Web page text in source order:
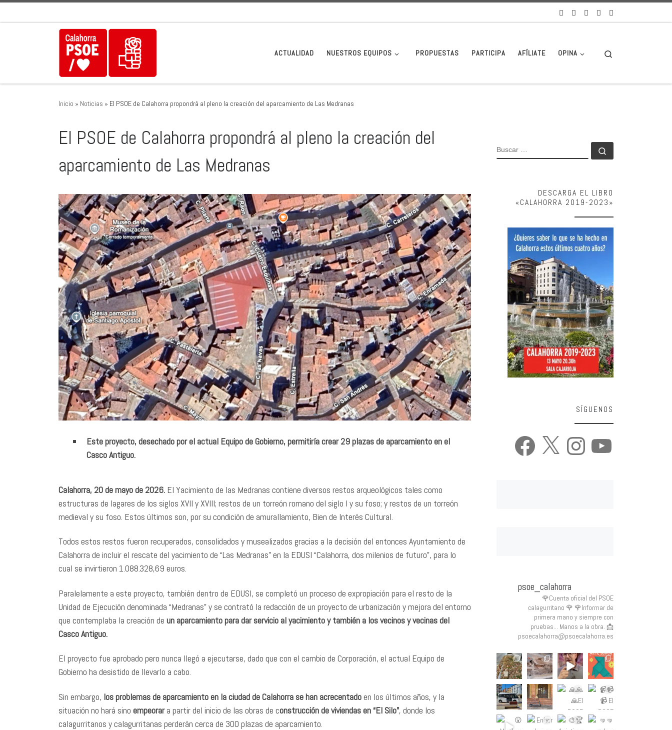
ACTUALIDAD NUESTROS EQUIPOS PROPUESTAS PARTICIPA AFÍLIATE OPINA
Inicio » Noticias » El PSOE de Calahorra propondrá al pleno la creación del aparcamiento de Las Medranas
El PSOE de Calahorra propondrá al pleno la creación del
aparcamiento de Las Medranas
Este proyecto, desechado por el actual Equipo de Gobierno, permitiría crear 29 plazas de aparcamiento en el
Casco Antiguo.
Calahorra, 20 de mayo de 2026. El Yacimiento de las Medranas contiene diversos restos arqueológicos tales como
estructuras de lagares de los siglos XVII y XVIII; restos de un torreón romano del siglo I y su foso; y restos de un torreón
medieval y su foso. Estos últimos son, por su condición de amurallamiento, Bien de Interés Cultural.
Todos estos restos fueron recuperados, consolidados y musealizados gracias a la decisión del entonces Ayuntamiento de
Calahorra de incluir el rescate del yacimiento de “Las Medranas” en la EDUSI “Calahorra, dos milenios de futuro”, para lo
cual se invirtieron 1.088.328,69 euros.
Paralelamente a este proyecto, también dentro de EDUSI, se completó un proceso de expropiación para el resto de la
Unidad de Ejecución denominada “Medranas” y se contrató la redacción de un proyecto de urbanización y mejora del entorno
que contemplaba la creación de un aparcamiento para dar servicio al yacimiento y también a los vecinos y vecinas del
Casco Antiguo.
El proyecto fue aprobado pero nunca llegó a ejecutarse, dado que con el cambio de Corporación, el actual Equipo de
Gobierno ha desistido de llevarlo a cabo.
Sin embargo, los problemas de aparcamiento en la ciudad de Calahorra se han acrecentadoen los últimos años, y la
situación no hará sino empeorara partir del inicio de las obras de construcción de viviendas en “El Silo”, donde los
calagurritanos y calagurritanas perderán cerca de 300 plazas de aparcamiento.
BUSCAR
DESCARGA EL LIBRO
«CALAHORRA 2019-2023»
SÍGUENOS
Facebook Instagram YouTube
psoe_calahorra
🌹Cuenta oficial del PSOE
calagurritano 🌹 🌹Informar de
primera mano y siempre con
pruebas... Manos a la obra. 📩
psoecalahorra@psoecalahorra.es